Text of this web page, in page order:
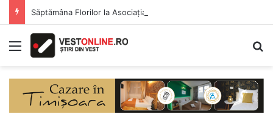
Săptămâna Florilor la Asociația BUNETI
Menu